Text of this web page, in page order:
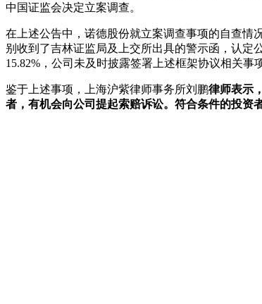
中国证监会决定立案调查。
在上述公告中，诺德股份就立案调查事项的自查情
别收到了吉林证监局及上交所出具的警示函，认定
15.82%，公司未及时披露签署上述框架协议相关
鉴于上述事项，上海沪紫律师事务所刘鹏律师表示
者，有机会向公司提起索赔诉讼。符合条件的投资